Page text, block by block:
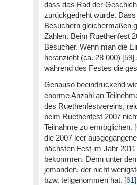
dass das Rad der
zurückgedreht wurde.
Besuchern gleichermaßen
Zahlen. Beim Ruethenfest
Besucher. Wenn man die
heranzieht (ca. 28 000) [59]
während des Festes die
Genauso beeindruckend
enorme Anzahl an
des Ruethenfestvereins,
beim Ruethenfest 2007
Teilnahme zu ermöglichen.
die 2007 leer
nächsten Fest im Jahr
bekommen. Denn unter
jemanden, der nicht
bzw. teilgenommen hat. [61]